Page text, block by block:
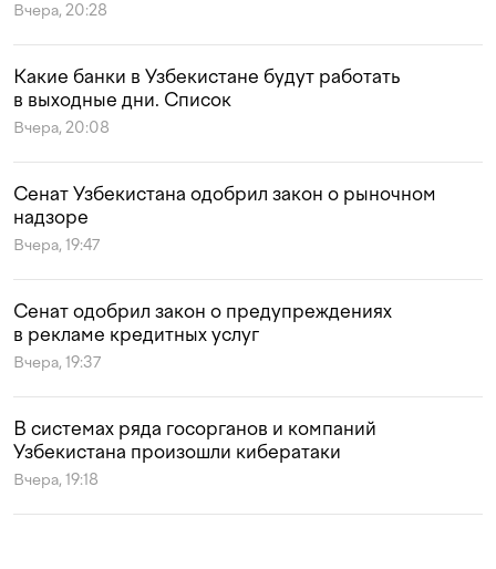
Вчера, 20:28
Какие банки в Узбекистане будут работать
в выходные дни. Список
Вчера, 20:08
Сенат Узбекистана одобрил закон о рыночном
надзоре
Вчера, 19:47
Сенат одобрил закон о предупреждениях
в рекламе кредитных услуг
Вчера, 19:37
В системах ряда госорганов и компаний
Узбекистана произошли кибератаки
Вчера, 19:18